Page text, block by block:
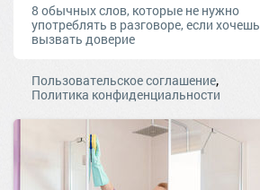
8 обычных слов, которые не нужно
употреблять в разговоре, если хочешь
вызвать доверие
Пользовательское соглашение,
Политика конфиденциальности